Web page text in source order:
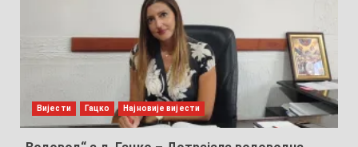
Вијести Гацко Најновије вијести